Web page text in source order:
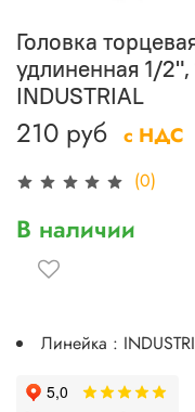
(0)
Головка
удлиненная 1/2",
INDUSTRIAL
210 руб с НДС
В наличии
Линейка :